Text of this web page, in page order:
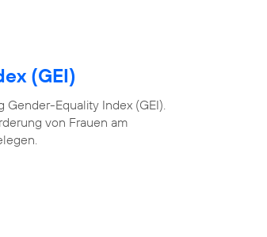
(GEI)
Gender-Equality Index (GEI).
von Frauen am